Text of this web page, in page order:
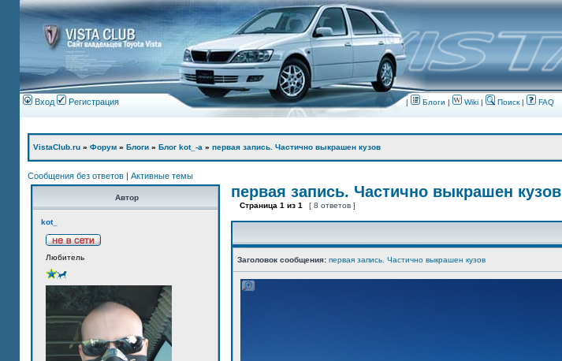
Вход Регистрация | Блоги | Wiki | Поиск| FAQ
VistaClub.ru » Форум » Блоги » Блог kot_-а » первая запись. Частично выкрашен кузов
Сообщения без ответов | Активные темы
Автор
kot_
Любитель
первая запись. Частично выкрашен кузов
Страница 1 из 1 [ 8 ответов ]
Заголовок сообщения: первая запись. Частично выкрашен кузов